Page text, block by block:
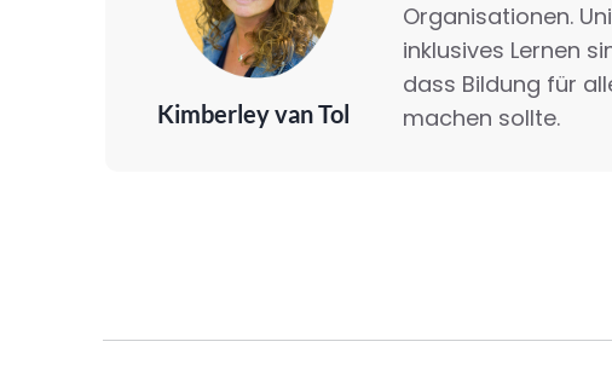
Kimberley van Tol
Organisationen.
inklusives Lernen
dass Bildung für
machen sollte.